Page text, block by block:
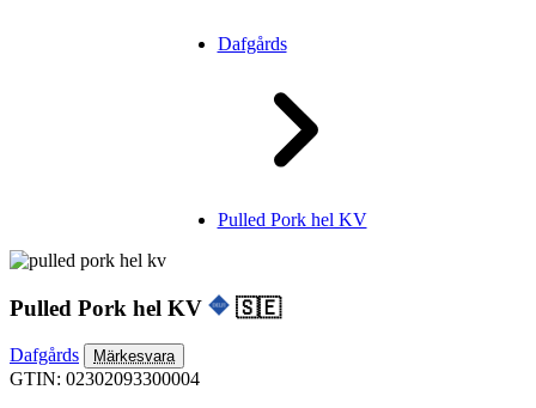
Dafgårds
Pulled Pork hel KV
Pulled Pork hel KV 🇸🇪
Dafgårds Märkesvara
GTIN: 02302093300004